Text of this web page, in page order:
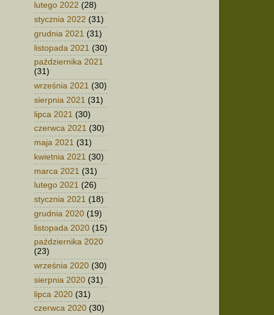
lutego 2022 (28)
stycznia 2022 (31)
grudnia 2021 (31)
listopada 2021 (30)
października 2021
(31)
września 2021 (30)
sierpnia 2021 (31)
lipca 2021 (30)
czerwca 2021 (30)
maja 2021 (31)
kwietnia 2021 (30)
marca 2021 (31)
lutego 2021 (26)
stycznia 2021 (18)
grudnia 2020 (19)
listopada 2020 (15)
października 2020
(23)
września 2020 (30)
sierpnia 2020 (31)
lipca 2020 (31)
czerwca 2020 (30)